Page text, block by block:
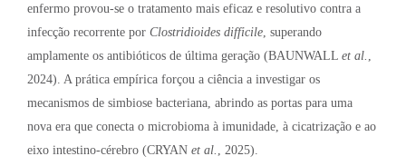
enfermo provou-se o tratamento mais eficaz e resolutivo contra a
infecção recorrente por Clostridioides difficile, superando
amplamente os antibióticos de última geração (BAUNWALL et al. ,
2024). A prática empírica forçou a ciência a investigar os
mecanismos de simbiose bacteriana, abrindo as portas para uma
nova era que conecta o microbioma à imunidade, à cicatrização e ao
eixo intestino-cérebro (CRYAN et al. , 2025).